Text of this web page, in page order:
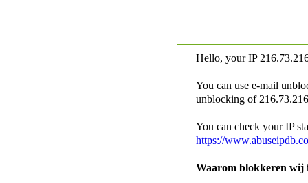
Hello, your IP
You can use e-mail
unblocking of
You can check your IP
https://
Waarom blokkeren wij